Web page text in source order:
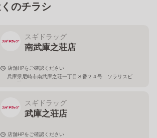
のチラシ
スギドラッグ
南武庫之荘店
店舗HPをご確認ください
兵庫県尼崎市南武庫之荘一丁目８番２４号 ソラリスビ
ル１階
スギドラッグ
武庫之荘店
店舗HPをご確認ください